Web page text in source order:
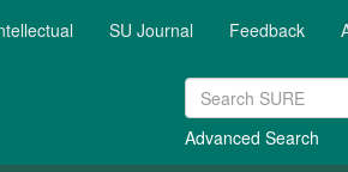
SU Journal Feedback
Advanced Search